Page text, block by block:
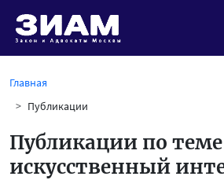
Главная
Публикации
Публикации по
искусственный